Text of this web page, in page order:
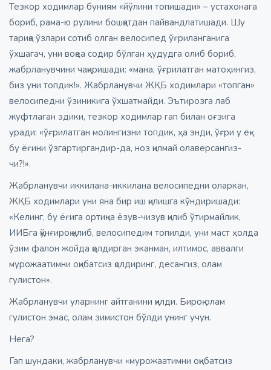
Тезкор ходимлар буниям «йўлини топишади» – устахонага
бориб, рама-ю рулини бошқатдан пайвандлатишади. Шу
тариқа ўзлари сотиб олган велосипед ўғриланганига
ўхшагач, уни воқеа содир бўлган ҳудудга олиб бориб,
жабрланувчини чақиришади: «мана, ўғрилатган матоҳингиз,
биз уни топдик!». Жабрланувчи ЖҚБ ходимлари «топган»
велосипедни ўзиникига ўхшатмайди. Эътирозга лаб
жуфтлаган эдики, тезкор ходимлар гап билан оғзига
уради: «ўғрилатган молингизни топдик, ҳа энди, ўғри у ёқ-
бу ёғини ўзгартиргандир-да, ноз қилмай олаверсангиз-
чи?!».
Жабрланувчи иккилана-иккилана велосипедни оларкан,
ЖҚБ ходимлари уни яна бир иш қилишга кўндиришади:
«Келинг, бу ёғига ортиқча ёзув-чизув қилиб ўтирмайлик,
ИИБга қўнғироқ қилиб, велосипедим топилди, уни маст ҳолда
ўзим фалон жойда қолдирган эканман, илтимос, аввалги
мурожаатимни оқибатсиз қолдиринг, десангиз, олам
гулистон».
Жабрланувчи уларнинг айтганини қилди. Бироқ олам
гулистон эмас, олам зимистон бўлди унинг учун.
Нега?
Гап шундаки, жабрланувчи «мурожаатимни оқибатсиз